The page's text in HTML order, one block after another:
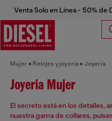
Venta Solo en Línea - 50% de
Mujer Relojes y joyeria Joyeria
Joyeria Mujer
El secreto está en los detalles,
nuestra gama de collares,